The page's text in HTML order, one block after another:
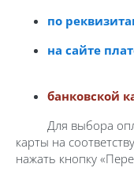
по
на сайте
банковской
Для выбора
карты на
нажать кнопку